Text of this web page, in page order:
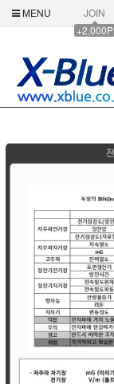
MENU
JOIN
+2,000P